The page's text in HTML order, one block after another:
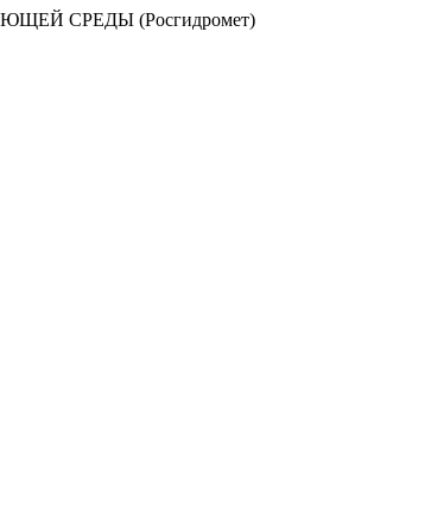
СРЕДЫ (Росгидромет)